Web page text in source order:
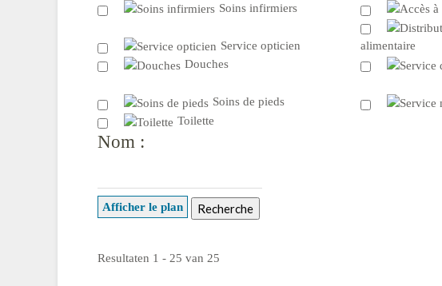
Soins infirmiers
Service opticien
alimentaire
Douches
Soins de pieds
Toilette
Nom :
Afficher le plan
Resultaten 1 - 25 van 25